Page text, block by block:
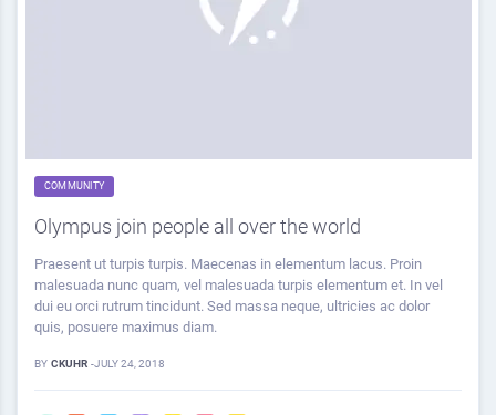
COMMUNITY
Olympus join people all over the world
Praesent ut turpis turpis. Maecenas in elementum lacus. Proin
malesuada nunc quam, vel malesuada turpis elementum et. In vel
dui eu orci rutrum tincidunt. Sed massa neque, ultricies ac dolor
quis, posuere maximus diam.
BY CKUHR -JULY 24, 2018